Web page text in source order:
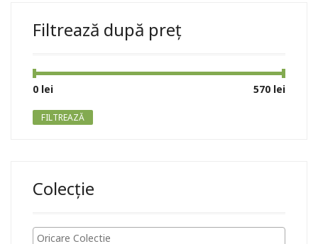
Filtrează după preț
Preț
Preț
FILTREAZĂ
0 lei 570 lei
Colecție